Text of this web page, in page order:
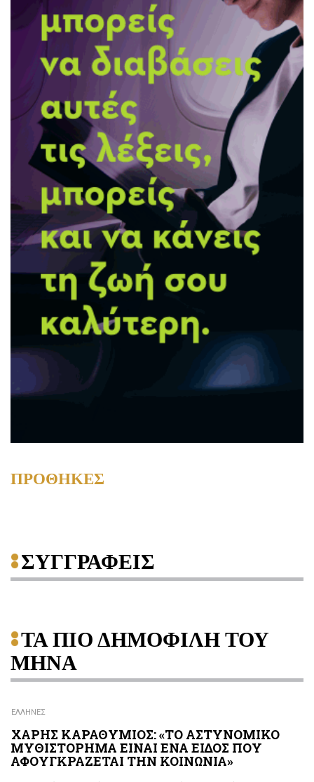
ΠΡΟΘΗΚΕΣ
ΣΥΓΓΡΑΦΕΙΣ
ΤΑ ΠΙΟ ΔΗΜΟΦΙΛΗ ΤΟΥ
ΜΗΝΑ
ΕΛΛΗΝΕΣ
ΧΑΡΗΣ ΚΑΡΑΘΥΜΙΟΣ: «ΤΟ ΑΣΤΥΝΟΜΙΚΟ
ΜΥΘΙΣΤΟΡΗΜΑ ΕΙΝΑΙ ΕΝΑ ΕΙΔΟΣ ΠΟΥ
ΑΦΟΥΓΚΡΑΖΕΤΑΙ ΤΗΝ ΚΟΙΝΩΝΙΑ»